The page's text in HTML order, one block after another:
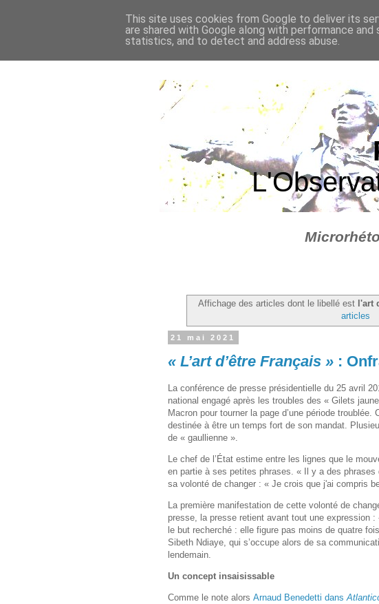
Affichage des articles dont le libellé est l'art
articles
21 mai 2021
« L’art d’être Français » :
La conférence de presse présidentielle du 25 avril
national engagé après les troubles des « Gilets
Macron pour tourner la page d’une période
destinée à être un temps fort de son mandat.
de « gaullienne ».
Le chef de l’État estime entre les lignes que le
en partie à ses petites phrases. « Il y a des
sa volonté de changer : « Je crois que j'ai compris
La première manifestation de cette volonté de
presse, la presse retient avant tout une expression :
le but recherché : elle figure pas moins de quatre
Sibeth Ndiaye, qui s’occupe alors de sa
lendemain.
Un concept insaisissable
Comme le note alors Arnaud Benedetti dans
This site uses cookies from Google to deliver its
are shared with Google along with performance
statistics, and to detect and address abuse.